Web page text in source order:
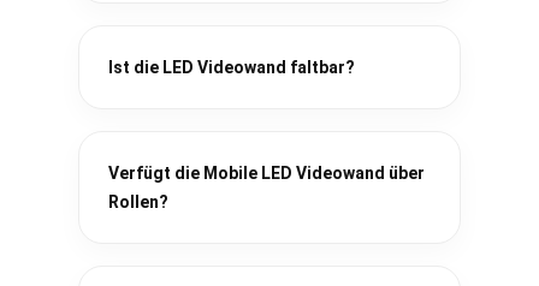
Ist die LED Videowand faltbar?
Verfügt die Mobile LED Videowand über
Rollen?